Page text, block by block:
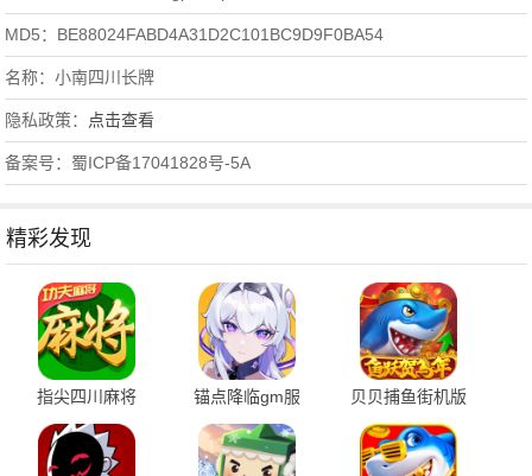
MD5：BE88024FABD4A31D2C101BC9D9F0BA54
名称：小南四川长牌
隐私政策： 点击查看
备案号：蜀ICP备17041828号-5A
精彩发现
指尖四川麻将
7.10.550 安卓版
锚点降临gm服
2.0.5 安卓版
贝贝捕鱼街机版
1.0.20049 最新版